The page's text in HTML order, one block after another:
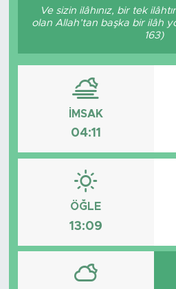
Ve sizin ilâhınız, bir tek
olan Allah’tan başka bir ilâh
163)
İMSAK
04:11
ÖĞLE
13:09